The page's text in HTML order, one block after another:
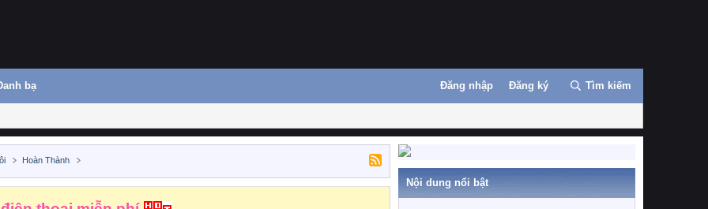
bạ Đăng nhập Đăng ký Tìm kiếm
Hoàn Thành
Nội dung nổi bật